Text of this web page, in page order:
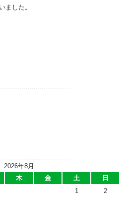
ました。
2026年8月
木 金 土
日
1
2